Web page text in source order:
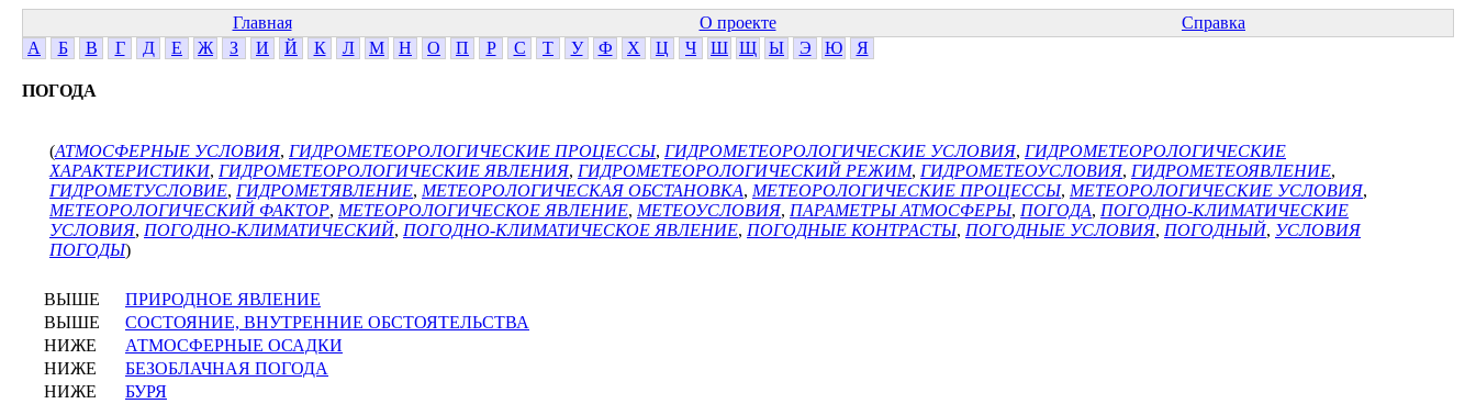
Главная О проекте
Справка
А
Б В Г Д Е Ж З И Й К Л М Н О П Р С Т У Ф Х Ц Ч Ш Щ Ы Э Ю Я
ПОГОДА
(АТМОСФЕРНЫЕ УСЛОВИЯ, ГИДРОМЕТЕОРОЛОГИЧЕСКИЕ ПРОЦЕССЫ, ГИДРОМЕТЕОРОЛОГИЧЕСКИЕ УСЛОВИЯ, ГИДРОМЕТЕОРОЛОГИЧЕСКИЕ
ХАРАКТЕРИСТИКИ, ГИДРОМЕТЕОРОЛОГИЧЕСКИЕ ЯВЛЕНИЯ, ГИДРОМЕТЕОРОЛОГИЧЕСКИЙ РЕЖИМ, ГИДРОМЕТЕОУСЛОВИЯ, ГИДРОМЕТЕОЯВЛЕНИЕ,
ГИДРОМЕТУСЛОВИЕ, ГИДРОМЕТЯВЛЕНИЕ, МЕТЕОРОЛОГИЧЕСКАЯ ОБСТАНОВКА, МЕТЕОРОЛОГИЧЕСКИЕ ПРОЦЕССЫ, МЕТЕОРОЛОГИЧЕСКИЕ УСЛОВИЯ,
МЕТЕОРОЛОГИЧЕСКИЙ ФАКТОР, МЕТЕОРОЛОГИЧЕСКОЕ ЯВЛЕНИЕ, МЕТЕОУСЛОВИЯ, ПАРАМЕТРЫ АТМОСФЕРЫ, ПОГОДА, ПОГОДНО-КЛИМАТИЧЕСКИЕ
УСЛОВИЯ, ПОГОДНО-КЛИМАТИЧЕСКИЙ, ПОГОДНО-КЛИМАТИЧЕСКОЕ ЯВЛЕНИЕ, ПОГОДНЫЕ КОНТРАСТЫ, ПОГОДНЫЕ УСЛОВИЯ, ПОГОДНЫЙ, УСЛОВИЯ
ПОГОДЫ)
ВЫШЕ
ПРИРОДНОЕ ЯВЛЕНИЕ
ВЫШЕ
СОСТОЯНИЕ, ВНУТРЕННИЕ ОБСТОЯТЕЛЬСТВА
НИЖЕ
АТМОСФЕРНЫЕ ОСАДКИ
НИЖЕ
БЕЗОБЛАЧНАЯ ПОГОДА
НИЖЕ
БУРЯ